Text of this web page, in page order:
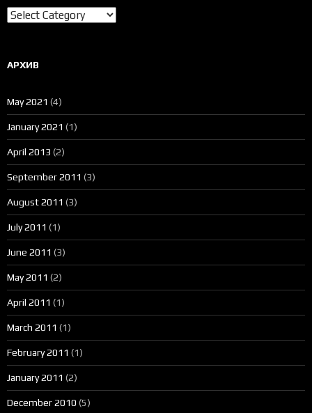
Категории
АРХИВ
May 2021 (4)
January 2021 (1)
April 2013 (2)
September 2011 (3)
August 2011 (3)
July 2011 (1)
June 2011 (3)
May 2011 (2)
April 2011 (1)
March 2011 (1)
February 2011 (1)
January 2011 (2)
December 2010 (5)